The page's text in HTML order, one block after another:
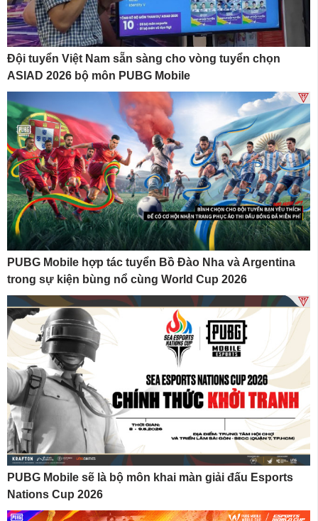
Đội tuyển Việt Nam sẵn sàng cho vòng tuyển chọn
ASIAD 2026 bộ môn PUBG Mobile
PUBG Mobile hợp tác tuyển Bồ Đào Nha và Argentina
trong sự kiện bùng nổ cùng World Cup 2026
PUBG Mobile sẽ là bộ môn khai màn giải đấu Esports
Nations Cup 2026